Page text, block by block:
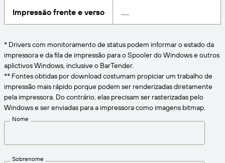
Preços
Teste gratuito
Especificações técnicas
Conectores de impressão
Amazon Transparency
Visão geral das soluções
CONECTE
Carreiras
Redação
Impressão frente e verso
* Drivers com monitoramento de status podem informar o estado da
impressora e da fila de impressão para o Spooler do Windows e outros
aplictivos Windows, inclusive o BarTender.
** Fontes obtidas por download costumam propiciar um trabalho de
impressão mais rápido porque podem ser renderizadas diretamente
pela impressora. Do contrário, elas precisam ser rasterizadas pelo
Windows e ser enviadas para a impressora como imagens bitmap.
Nome
Sobrenome